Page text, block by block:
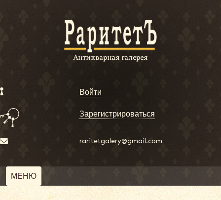
Войти
Зарегистрироваться
raritetgalery@gmail.com
МЕНЮ